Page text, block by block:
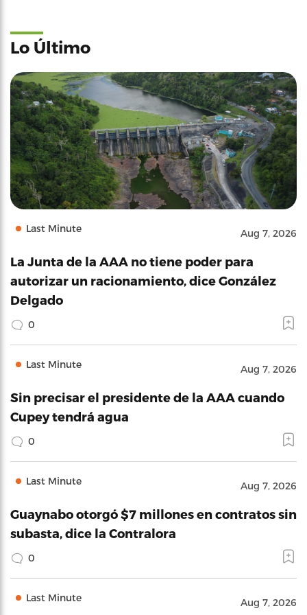
Lo Último
Last Minute Aug 7, 2026
La Junta de la AAA no tiene poder para
autorizar un racionamiento, dice González
Delgado
0
Last Minute Aug 7, 2026
Sin precisar el presidente de la AAA cuando
Cupey tendrá agua
0
Last Minute Aug 7, 2026
Guaynabo otorgó $7 millones en contratos sin
subasta, dice la Contralora
0
Last Minute Aug 7, 2026